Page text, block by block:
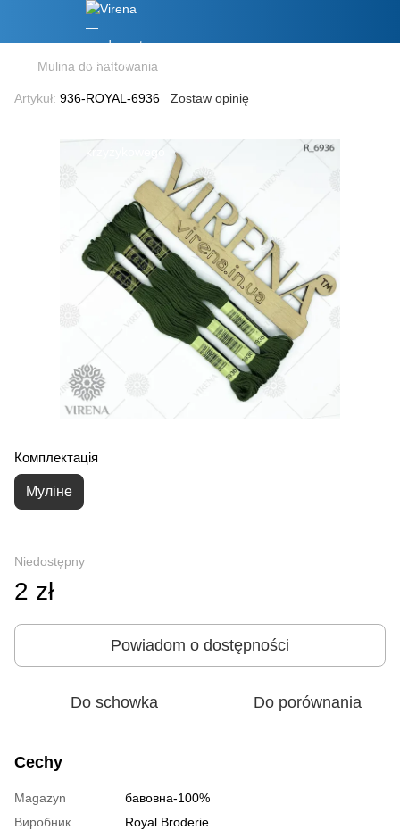
Mulina do haftowania
Artykuł: 936-ROYAL-6936 Zostaw opinię
Комплектація
Муліне
Niedostępny
2 zł
Powiadom o dostępności
Do schowka Do porównania
Cechy
Magazyn
бавовна-100%
Виробник
Royal Broderie